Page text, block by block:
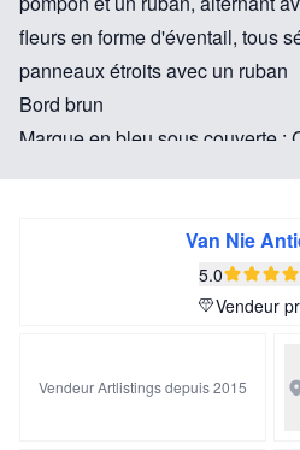
fleurs en forme d'éventail, tous
panneaux étroits avec un ruban
Bord brun
Marque en bleu sous couverte :
Van Nie
5.0
Vendeur
Vendeur Artlistings depuis 2015